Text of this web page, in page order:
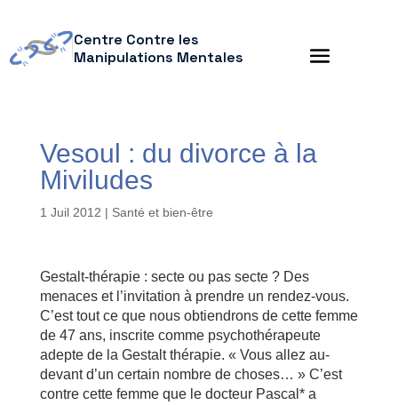
Centre Contre les
Manipulations Mentales
Vesoul : du divorce à la
Miviludes
1 Juil 2012 | Santé et bien-être
Gestalt-thérapie : secte ou pas secte ? Des
menaces et l’invitation à prendre un rendez-vous.
C’est tout ce que nous obtiendrons de cette femme
de 47 ans, inscrite comme psychothérapeute
adepte de la Gestalt thérapie. « Vous allez au-
devant d’un certain nombre de choses… » C’est
contre cette femme que le docteur Pascal* a